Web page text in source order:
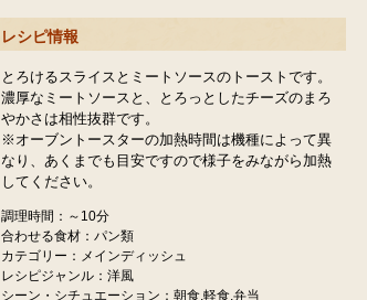
レシピ情報
とろけるスライスとミートソースのトーストです。
濃厚なミートソースと、とろっとしたチーズのまろ
やかさは相性抜群です。
※オーブントースターの加熱時間は機種によって異
なり、あくまでも目安ですので様子をみながら加熱
してください。
調理時間：～10分
合わせる食材：パン類
カテゴリー：メインディッシュ
レシピジャンル：洋風
シーン・シチュエーション：朝食,軽食,弁当